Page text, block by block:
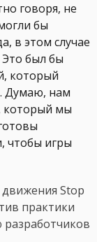
говоря, не
бы
в этом случае
Это был бы
который
Думаю, нам
который мы
чтобы игры
движения Stop
практики